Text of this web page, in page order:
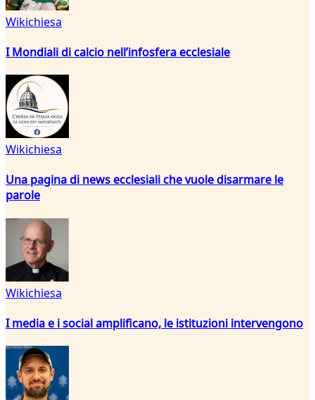
Wikichiesa
I Mondiali di calcio nell’infosfera ecclesiale
Wikichiesa
Una pagina di news ecclesiali che vuole disarmare le
parole
Wikichiesa
I media e i social amplificano, le istituzioni intervengono